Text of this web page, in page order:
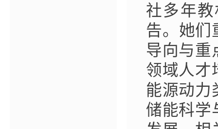
社多年
告。她们
导向与重
领域人才
能源动力
储能科学